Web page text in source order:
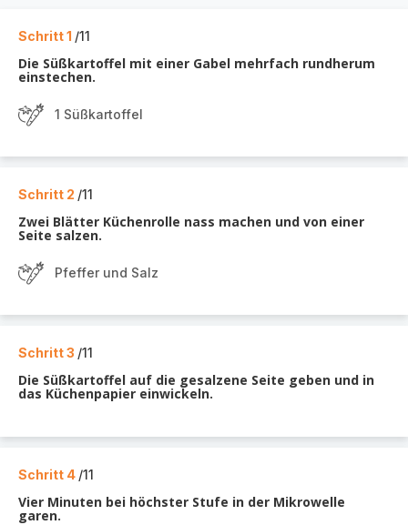
Schritt 1 /11
Die Süßkartoffel mit einer Gabel mehrfach rundherum
einstechen.
1 Süßkartoffel
Schritt 2 /11
Zwei Blätter Küchenrolle nass machen und von einer
Seite salzen.
Pfeffer und Salz
Schritt 3 /11
Die Süßkartoffel auf die gesalzene Seite geben und in
das Küchenpapier einwickeln.
Schritt 4 /11
Vier Minuten bei höchster Stufe in der Mikrowelle
garen.